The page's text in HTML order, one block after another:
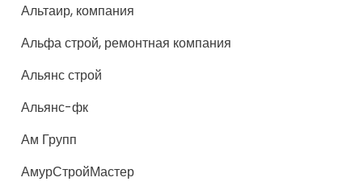
Альтаир, компания
Альфа строй, ремонтная компания
Альянс строй
Альянс-фк
Ам Групп
АмурСтройМастер